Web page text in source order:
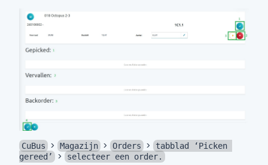
CuBus > Magazijn > Orders >
tabblad ‘Picken
gereed’
> selecteer een order.